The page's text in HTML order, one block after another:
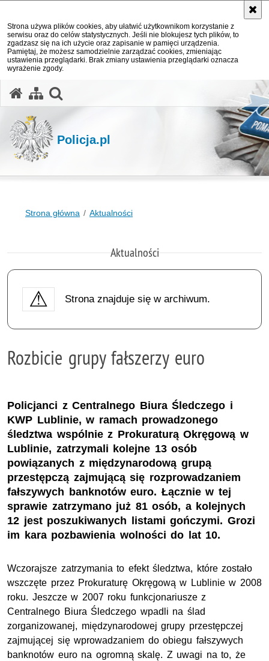
Strona używa plików cookies, aby ułatwić użytkownikom korzystanie z
serwisu oraz do celów statystycznych. Jeśli nie blokujesz tych plików, to
zgadzasz się na ich użycie oraz zapisanie w pamięci urządzenia.
Pamiętaj, że możesz samodzielnie zarządzać cookies, zmieniając
ustawienia przeglądarki. Brak zmiany ustawienia przeglądarki oznacza
wyrażenie zgody.
Policja.pl
Strona główna Aktualności
Aktualności
Strona znajduje się w archiwum.
Rozbicie grupy fałszerzy euro
Policjanci z Centralnego Biura Śledczego i
KWP Lublinie, w ramach prowadzonego
śledztwa wspólnie z Prokuraturą Okręgową w
Lublinie, zatrzymali kolejne 13 osób
powiązanych z międzynarodową grupą
przestępczą zajmującą się rozprowadzaniem
fałszywych banknotów euro. Łącznie w tej
sprawie zatrzymano już 81 osób, a kolejnych
12 jest poszukiwanych listami gończymi. Grozi
im kara pozbawienia wolności do lat 10.
Wczorajsze zatrzymania to efekt śledztwa, które zostało
wszczęte przez Prokuraturę Okręgową w Lublinie w 2008
roku. Jeszcze w 2007 roku funkcjonariusze z
Centralnego Biura Śledczego wpadli na ślad
zorganizowanej, międzynarodowej grupy przestępczej
zajmującej się wprowadzaniem do obiegu fałszywych
banknotów euro na ogromną skalę. Z uwagi na to, że